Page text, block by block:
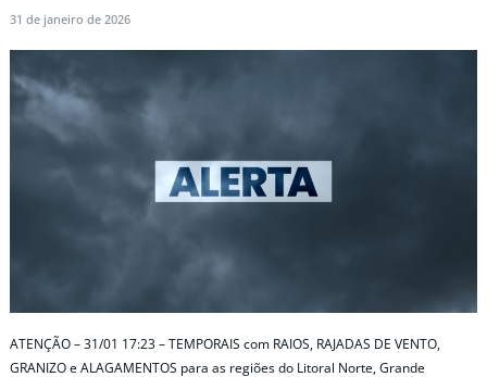
31 de janeiro de 2026
ATENÇÃO – 31/01 17:23 – TEMPORAIS com RAIOS, RAJADAS DE VENTO,
GRANIZO e ALAGAMENTOS para as regiões do Litoral Norte, Grande